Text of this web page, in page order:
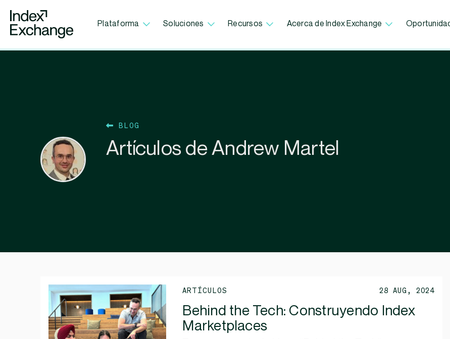
Index Exchange Home page
Plataforma Soluciones Recursos Acerca de Index Exchange
BLOG
Artículos de Andrew Martel
ARTÍCULOS 28 AUG, 2024
Behind the Tech: Construyendo Index
Marketplaces